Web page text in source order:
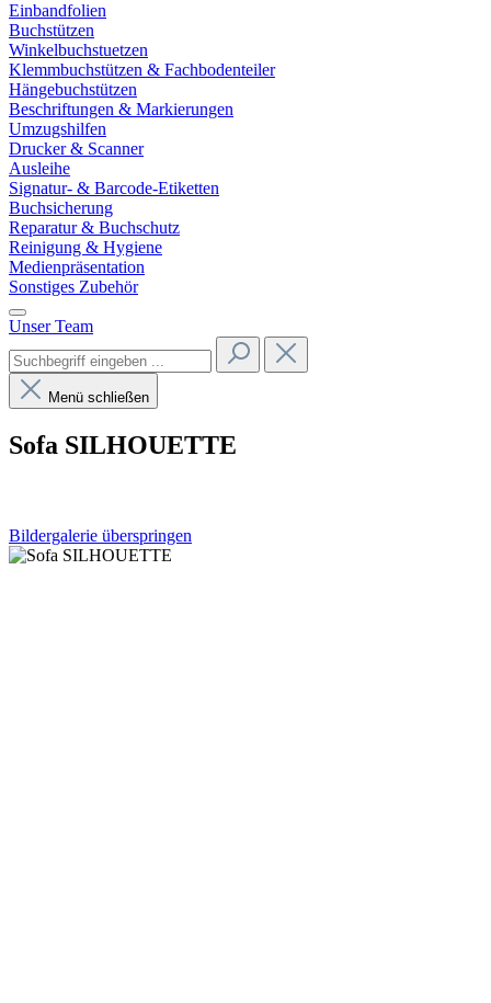
Einbandfolien
Buchstützen
Winkelbuchstuetzen
Klemmbuchstützen & Fachbodenteiler
Hängebuchstützen
Beschriftungen & Markierungen
Umzugshilfen
Drucker & Scanner
Ausleihe
Signatur- & Barcode-Etiketten
Buchsicherung
Reparatur & Buchschutz
Reinigung & Hygiene
Medienpräsentation
Sonstiges Zubehör
Unser Team
Menü schließen
Sofa SILHOUETTE
Bildergalerie überspringen